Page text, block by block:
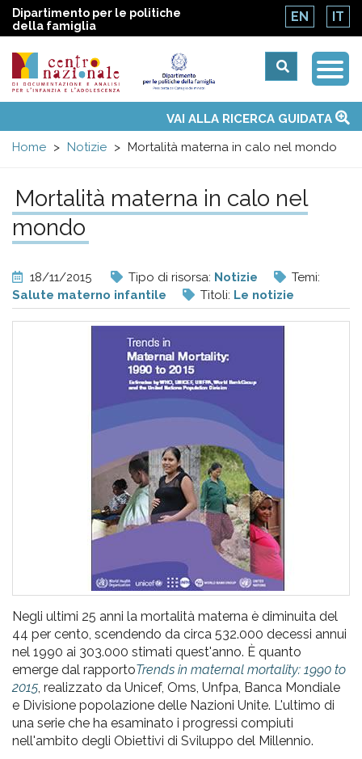
Dipartimento per le politiche
della famiglia
EN IT
Centro
nazionale
di
Documentazione
e
analisi
l'infanzia
l'adolescenza
menu
Temi
Attività
Convenzione ONUVAI ALLA RICERCA GUIDATA
Home
Notizie Mortalità materna in calo nel mondo
Mortalità materna in calo nel
mondo
18/11/2015 Tipo di risorsa: Notizie
Temi:
Salute materno infantile
Titoli: Le notizie
Negli ultimi 25 anni la mortalità materna è diminuita del
44 per cento, scendendo da circa 532.000 decessi annui
nel 1990 ai 303.000 stimati quest'anno. È quanto
emerge dal rapportoTrends in maternal mortality: 1990 to
2015, realizzato da Unicef, Oms, Unfpa, Banca Mondiale
e Divisione popolazione delle Nazioni Unite. L'ultimo di
una serie che ha esaminato i progressi compiuti
nell'ambito degli Obiettivi di Sviluppo del Millennio.